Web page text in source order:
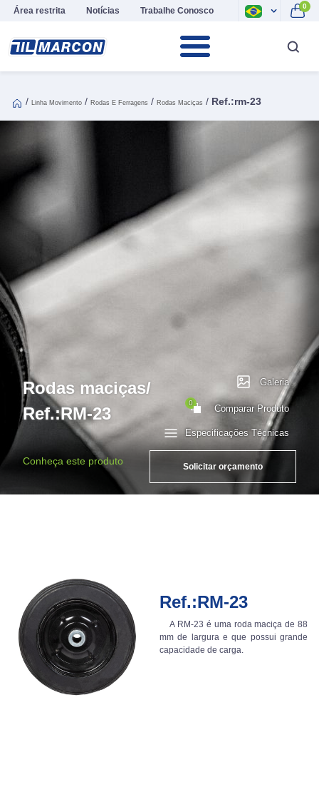
Área restrita Notícias Trabalhe Conosco 0
/ Linha Movimento / Rodas E Ferragens / Rodas Maciças / Ref.:rm-23
Rodas maciças/
Ref.:RM-23
Especificações Técnicas
Galeria
0 Comparar Produto
Conheça este produto Solicitar orçamento
Ref.:RM-23
A RM-23 é uma roda maciça de 88
mm de largura e que possui grande
capacidade de carga.